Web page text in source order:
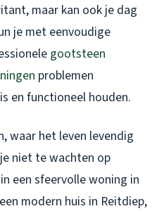
maar kan ook je dag
je met eenvoudige
gootsteen
problemen
en functioneel houden.
waar het leven levendig
niet te wachten op
een sfeervolle woning in
modern huis in Reitdiep,